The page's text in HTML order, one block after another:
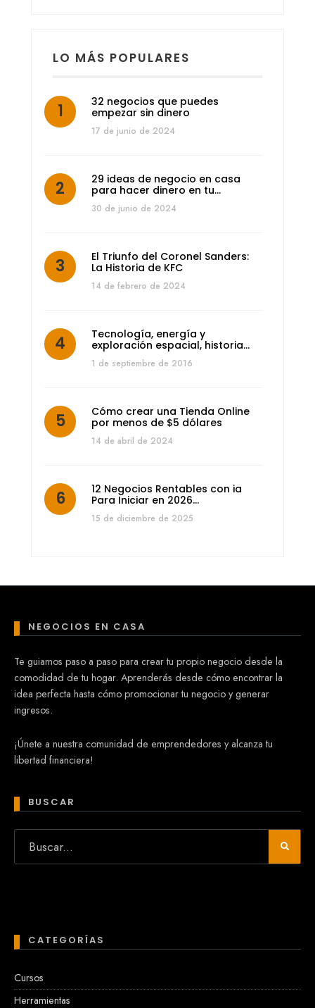
LO MÁS POPULARES
32 negocios que puedes
empezar sin dinero
17 de junio de 2024
29 ideas de negocio en casa
para hacer dinero en tu…
30 de junio de 2024
El Triunfo del Coronel Sanders:
La Historia de KFC
14 de febrero de 2024
Tecnología, energía y
exploración espacial, historia…
1 de septiembre de 2016
Cómo crear una Tienda Online
por menos de $5 dólares
14 de abril de 2024
12 Negocios Rentables con ia
Para Iniciar en 2026…
15 de diciembre de 2025
NEGOCIOS EN CASA
Te guiamos paso a paso para crear tu propio negocio desde la
comodidad de tu hogar. Aprenderás desde cómo encontrar la
idea perfecta hasta cómo promocionar tu negocio y generar
ingresos.
¡Únete a nuestra comunidad de emprendedores y alcanza tu
libertad financiera!
BUSCAR
CATEGORÍAS
Cursos
Herramientas